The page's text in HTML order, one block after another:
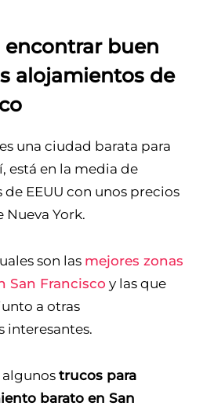
encontrar buen
alojamientos de
una ciudad barata para
está en la media de
EEUU con unos precios
Nueva York.
son las mejores zonas
San Francisco y las que
a otras
interesantes.
algunos trucos para
barato en San